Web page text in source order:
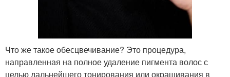
Что же такое обесцвечивание? Это процедура,
направленная на полное удаление пигмента волос с
целью дальнейшего тонирования или окрашивания в